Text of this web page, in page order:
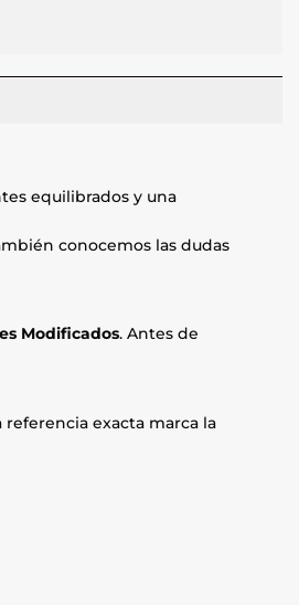
equilibrados y una
conocemos las dudas
Modificados. Antes de
exacta marca la